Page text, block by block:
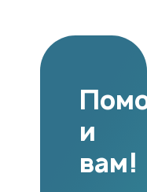
и
вам!